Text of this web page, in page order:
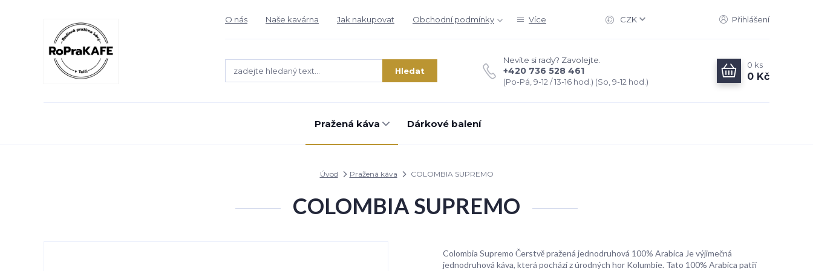
O nás Naše kavárna Jak nakupovat Obchodní podmínky Více CZK Přihlášení
Hledat
Nevíte si rady? Zavolejte.
+420 736 528 461
(Po-Pá, 9-12 / 13-16 hod.) (So, 9-12 hod.)
0 ks
0 Kč
Pražená káva Dárkové balení
Úvod Pražená káva COLOMBIA SUPREMO
COLOMBIA SUPREMO
Colombia Supremo Čerstvě pražená jednodruhová 100% Arabica Je výjimečná
jednodruhová káva, která pochází z úrodných hor Kolumbie. Tato 100% Arabica patří